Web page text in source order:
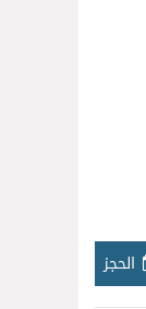
الحجز